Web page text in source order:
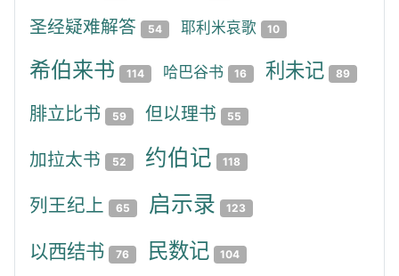
圣经疑难解答 54 耶利米哀歌 10
希伯来书 114 哈巴谷书 16 利未记 89
腓立比书 59 但以理书 55
加拉太书 52 约伯记 118
列王纪上 65 启示录 123
以西结书 76 民数记 104